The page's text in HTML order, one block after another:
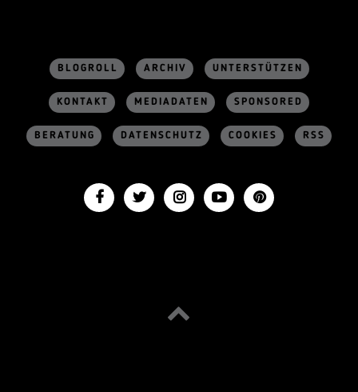
BLOGROLL ARCHIV UNTERSTÜTZEN
KONTAKT MEDIADATEN SPONSORED
BERATUNG DATENSCHUTZ COOKIES RSS